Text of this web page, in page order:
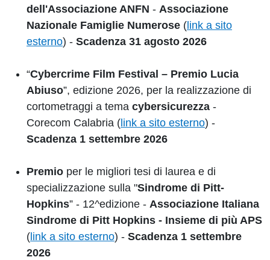
dell'Associazione ANFN - Associazione
Nazionale Famiglie Numerose ( link a sito
esterno) - Scadenza 31 agosto 2026
“Cybercrime Film Festival – Premio Lucia
Abiuso”, edizione 2026, per la realizzazione di
cortometraggi a tema cybersicurezza -
Corecom Calabria ( link a sito esterno) -
Scadenza 1 settembre 2026
Premio per le migliori tesi di laurea e di
specializzazione sulla "Sindrome di Pitt-
Hopkins” - 12^edizione - Associazione Italiana
Sindrome di Pitt Hopkins - Insieme di più APS
( link a sito esterno) - Scadenza 1 settembre
2026